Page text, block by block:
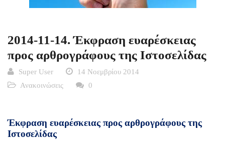
2014-11-14. Έκφραση ευαρέσκειας
προς αρθρογράφους της Ιστοσελίδας
Super User
14 Νοεμβρίου 2014
Ανακοινώσεις
0
Έκφραση ευαρέσκειας προς αρθρογράφους της
Ιστοσελίδας